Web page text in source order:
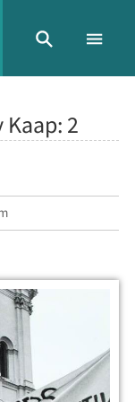
2